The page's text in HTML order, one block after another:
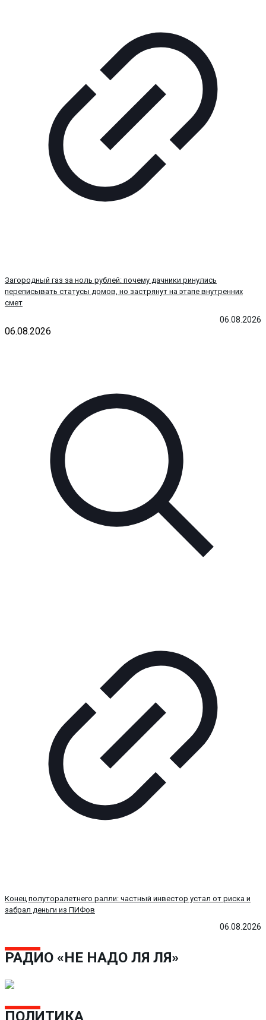
06.08.2026
Загородный газ за ноль рублей: почему дачники ринулись
переписывать статусы домов, но застрянут на этапе внутренних
смет
06.08.2026
06.08.2026
Конец полуторалетнего ралли: частный инвестор устал от риска и
забрал деньги из ПИФов
РАДИО «НЕ НАДО ЛЯ ЛЯ»